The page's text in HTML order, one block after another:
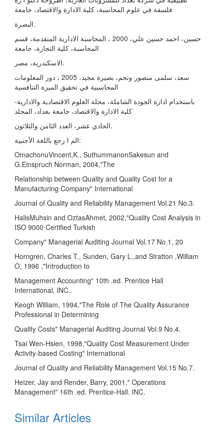
فلسفة في علوم المحاسبة، كلیة الادارة والاقتصاد، جامعة
البصرة.
حسین، احمد حسین علي، 2000 ، المحاسبة الاداریة المتقدمة، قسم
المحاسبة، كلیة التجارة، جامعة
الاسكندریة، مصر.
سعد، سلمى منصور ونجم، بصیرة مجید، 2005 ، دور المعلومات
المحاسبیة في تحقیق المیزة التنافسیة
باستخدام ادارة الجودة الشاملة، مجلة العلوم الاقتصادیة والاداریة-
كلیة الادارة والاقتصاد، جامعة بغداد، المجلد
الحادي عشر، العدد الثامن والثلاثون.
الم ا رجع باللغة الأجنبیة:
OmachonuVincent,K., SuthummanonSakesun and
G.Einspruch Norman, 2004,"The
Relationship between Quality and Quality Cost for a
Manufacturing Company" International
Journal of Quality and Reliability Management Vol.21 No.3.
HalisMuhsin and OztasAhmet, 2002,"Quality Cost Analysis in
ISO 9000 Certified Turkish
Company" Managerial Auditing Journal Vol.17 No.1, 20
Horngren, Charles T., Sunden, Gary L.,and Stratton ,William
O, 1996 ,"Introduction to
Management Accounting" 10th .ed. Prentice Hall
International, INC..
Keogh William, 1994,"The Role of The Quality Assurance
Professional in Determining
Quality Costs" Managerial Auditing Journal Vol.9 No.4.
Tsai Wen-Hsien, 1998,"Quality Cost Measurement Under
Activity-based Costing" International
Journal of Quality and Reliability Management Vol.15 No.7.
Heizer, Jay and Render, Barry, 2001," Operations
Management" 16th .ed. Prentice-Hall. INC.
Similar Articles